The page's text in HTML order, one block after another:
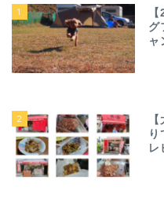
1
グ
ャ
2
レ